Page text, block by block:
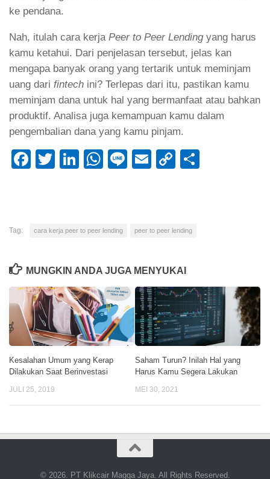
ke pendana.
Nah, itulah cara kerja Peer to Peer Lending yang harus
kamu ketahui. Dari penjelasan tersebut, jelas kan
mengapa banyak orang yang tertarik untuk meminjam
uang dari fintech ini? Terlepas dari itu, pastikan kamu
meminjam dana untuk hal yang bermanfaat atau bahkan
produktif. Analisa juga kemampuan kamu dalam
pengembalian dana yang kamu pinjam.
Facebook
Twitter
LinkedIn
WhatsApp
LineEmailCopy
Tag: cara kerja peer to peer lending peer to peer lending
MUNGKIN ANDA JUGA MENYUKAI
Kesalahan Umum yang Kerap
Dilakukan Saat Berinvestasi
JULI 25, 2019
Saham Turun? Inilah Hal yang
Harus Kamu Segera Lakukan
MEI 30, 2021
© 2026. PT Klikcair Magga Jaya. All Rights Reserved.